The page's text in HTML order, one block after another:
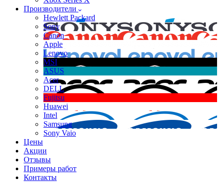
Производители
Hewlett Packard
Sony
Canon
Apple
Lenovo
MSI
ASUS
Acer
DELL
Fujitsu
Huawei
Intel
Samsung
Sony Vaio
Цены
Акции
Отзывы
Примеры работ
Контакты